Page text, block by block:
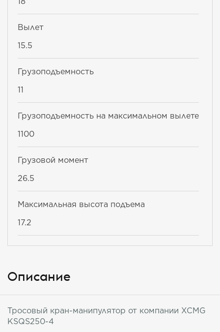
Вылет
15.5
Грузоподъемность
11
Грузоподъемность на максимальном вылете
1100
Грузовой момент
26.5
Максимальная высота подъема
17.2
Описание
Тросовый кран-манипулятор от компании XCMG
KSQS250-4